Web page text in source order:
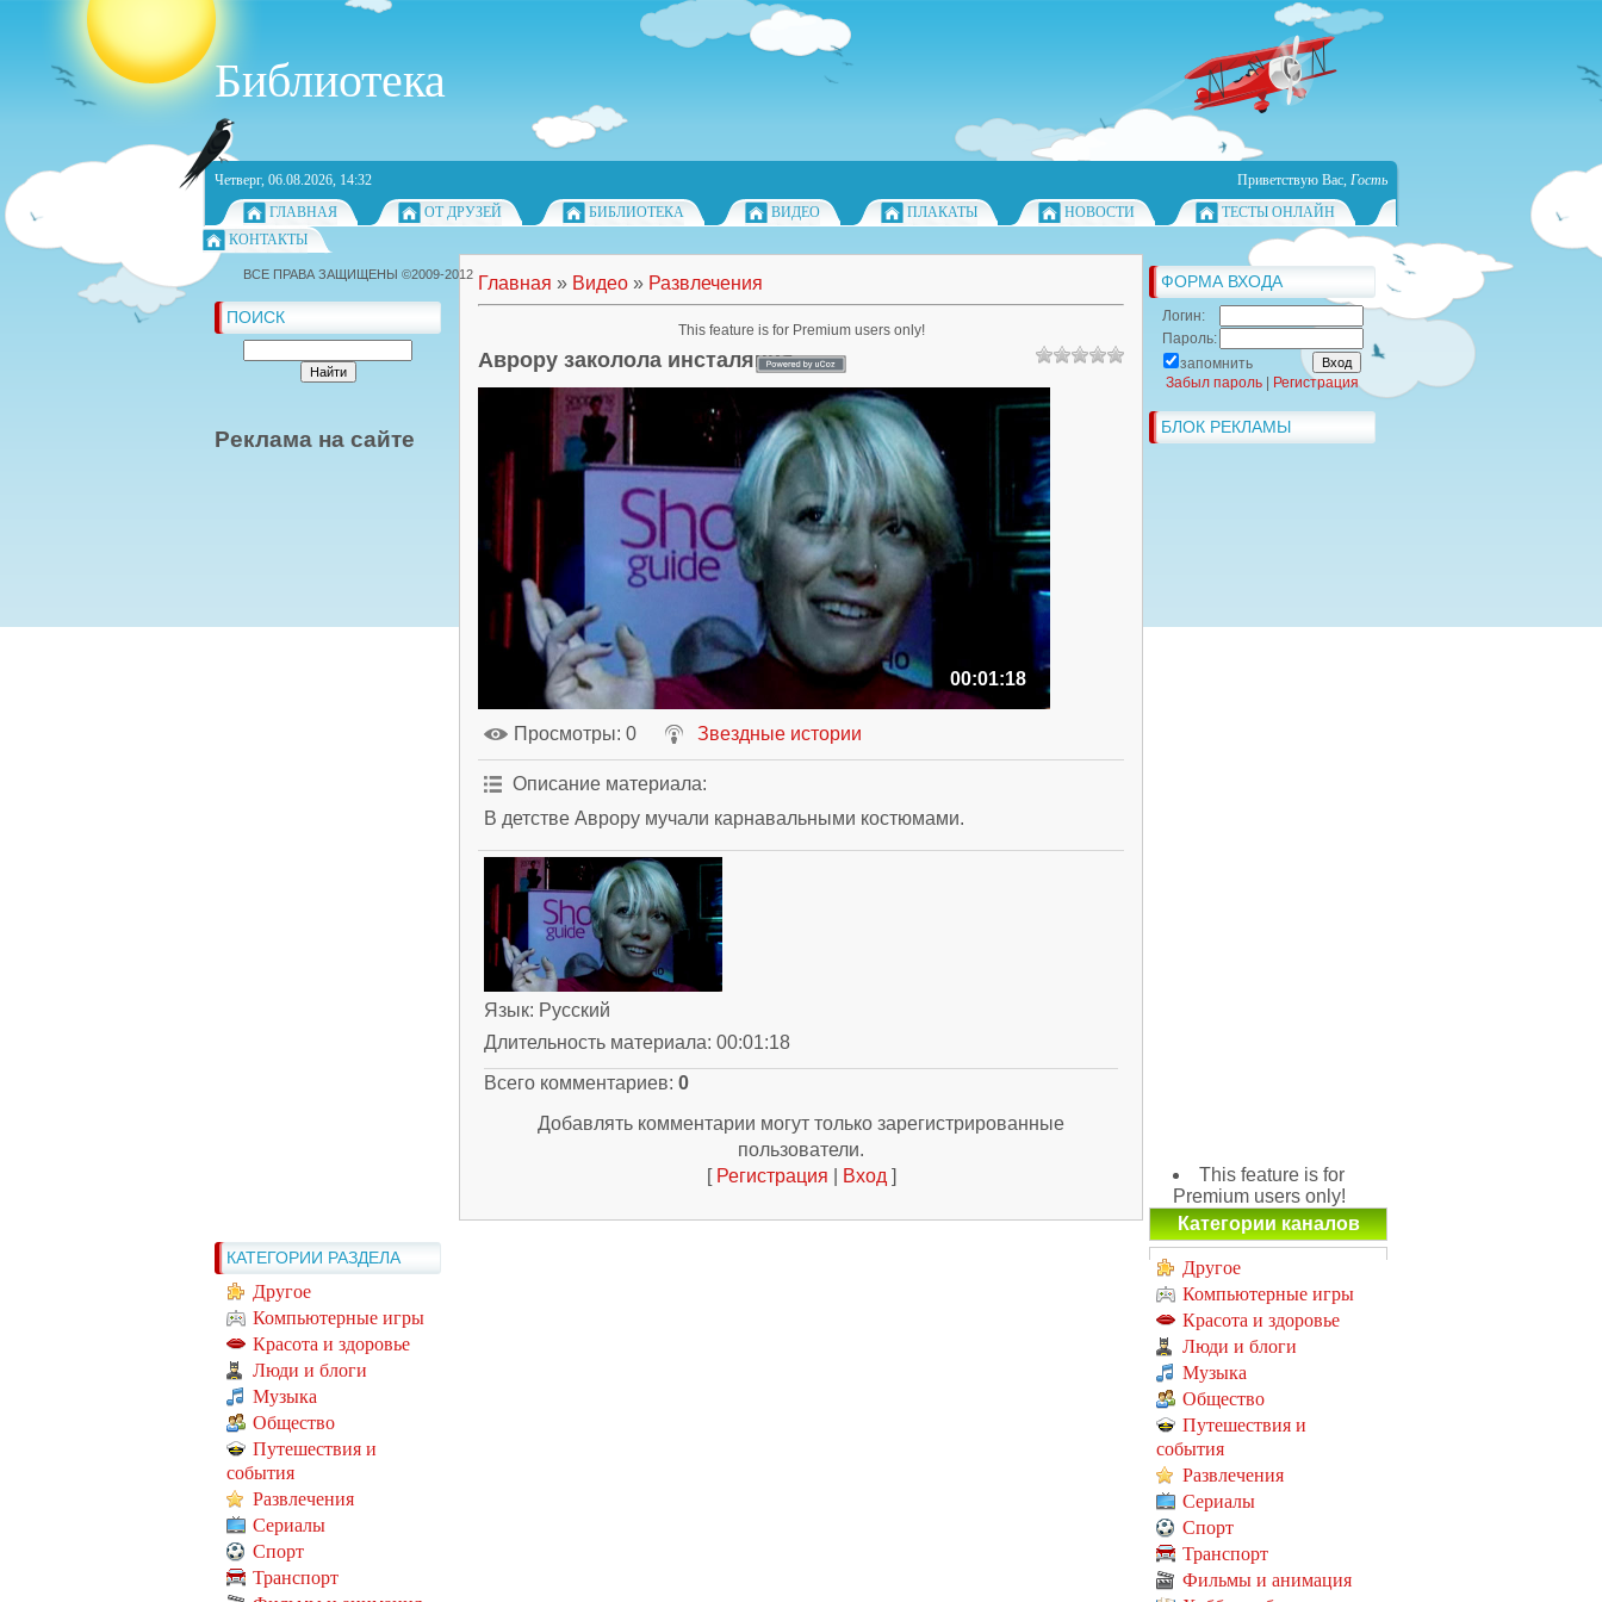
Библиотека
Четверг, 06.08.2026, 14:32 Приветствую Вас, Гость
ГЛАВНАЯ
ОТ ДРУЗЕЙ БИБЛИОТЕКА ВИДЕО ПЛАКАТЫ НОВОСТИ
ТЕСТЫ ОНЛАЙН
КОНТАКТЫ
ПОИСК
Реклама на сайте
КАТЕГОРИИ РАЗДЕЛА
Другое
Компьютерные игры
Красота и здоровье
Люди и блоги
Музыка
Общество
Путешествия и
события
Развлечения
Сериалы
Спорт
Транспорт
Главная » Видео » Развлечения
Аврору заколола инсталяция
00:01:18
Просмотры: 0 Звездные истории
Описание материала:
В детстве Аврору мучали карнавальными костюмами.
Язык: Русский
Длительность материала: 00:01:18
Всего комментариев: 0
Добавлять комментарии могут только зарегистрированные
пользователи.
[ Регистрация Вход ]
ФОРМА ВХОДА
Логин:
Пароль:
запомнить
Забыл пароль
Регистрация
БЛОК РЕКЛАМЫ
This feature is for
Premium users only!
Категории каналов
Другое
Компьютерные игры
Красота и здоровье
Люди и блоги
Музыка
Общество
Путешествия и
события
Развлечения
Сериалы
Спорт
Транспорт
Фильмы и анимация
ВСЕ ПРАВА ЗАЩИЩЕНЫ ©2009-2012
This feature is for Premium users only!